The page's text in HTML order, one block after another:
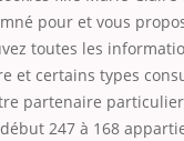
pour et vous
toutes les
et certains types
partenaire
247 à 168